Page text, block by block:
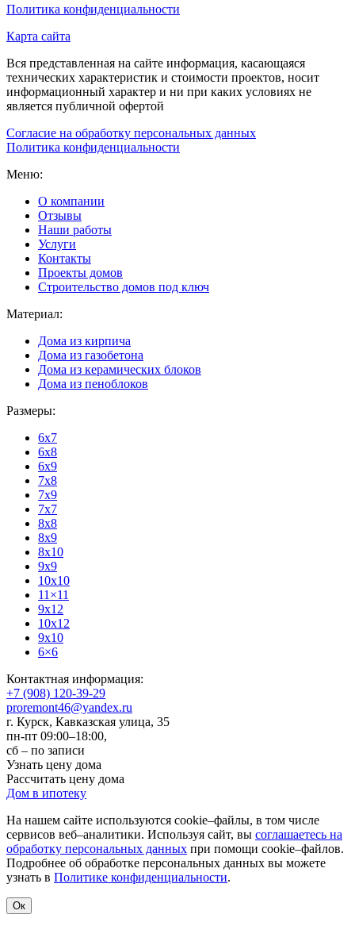
Политика конфиденциальности
Карта сайта
Вся представленная на сайте информация, касающаяся
технических характеристик и стоимости проектов, носит
информационный характер и ни при каких условиях не
является публичной офертой
Согласие на обработку персональных данных
Политика конфиденциальности
Меню:
О компании
Отзывы
Наши работы
Услуги
Контакты
Проекты домов
Строительство домов под ключ
Материал:
Дома из кирпича
Дома из газобетона
Дома из керамических блоков
Дома из пеноблоков
Размеры:
6x7
6x8
6x9
7x8
7x9
7x7
8x8
8x9
8x10
9x9
10x10
11×11
9x12
10x12
9x10
6×6
Контактная информация:
+7 (908) 120-39-29
proremont46@yandex.ru
г. Курск, Кавказская улица, 35
пн-пт 09:00–18:00,
сб – по записи
Узнать цену дома
Рассчитать цену дома
Дом в ипотеку
На нашем сайте используются cookie–файлы, в том числе
сервисов веб–аналитики. Используя сайт, вы соглашаетесь на
обработку персональных данных при помощи cookie–файлов.
Подробнее об обработке персональных данных вы можете
узнать в Политике конфиденциальности.
Ок